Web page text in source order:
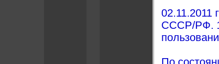
02.11.2011
СССР/РФ.